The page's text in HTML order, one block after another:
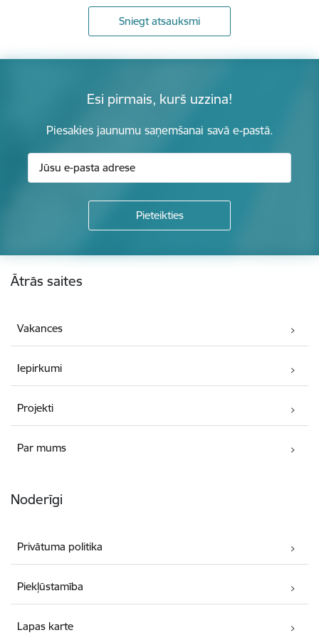
Sniegt atsauksmi
Esi pirmais, kurš uzzina!
Piesakies jaunumu saņemšanai savā e-pastā.
Kājene
Ātrās saites
Vakances
Iepirkumi
Projekti
Par mums
Noderīgi
Privātuma politika
Piekļūstamība
Lapas karte